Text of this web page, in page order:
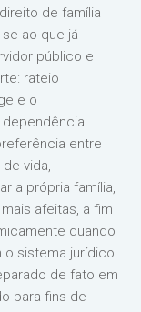
de família
ao que já
público e
rateio
e o
entre
vida,
a própria família,
afeitas, a fim
quando
o sistema jurídico
de fato em
para fins de